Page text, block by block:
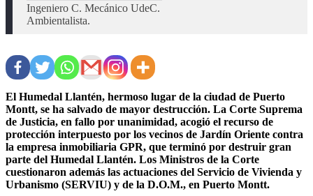
Ingeniero C. Mecánico UdeC.
Ambientalista.
El Humedal Llantén, hermoso lugar de la ciudad de Puerto
Montt, se ha salvado de mayor destrucción. La Corte Suprema
de Justicia, en fallo por unanimidad, acogió el recurso de
protección interpuesto por los vecinos de Jardín Oriente contra
la empresa inmobiliaria GPR, que terminó por destruir gran
parte del Humedal Llantén. Los Ministros de la Corte
cuestionaron además las actuaciones del Servicio de Vivienda y
Urbanismo (SERVIU) y de la D.O.M., en Puerto Montt.